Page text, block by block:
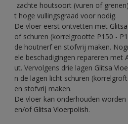
zachte houtsoort (vuren of
t hoge vullingsgraad voor nodig.
De vloer eerst ontvetten met
of schuren (korrelgrootte P150 -
de houtnerf en stofvrij maken.
ele beschadigingen repareren met
ut. Vervolgens drie lagen Glitsa
n de lagen licht schuren
en stofvrij maken.
De vloer kan onderhouden
en/of Glitsa Vloerpolish.